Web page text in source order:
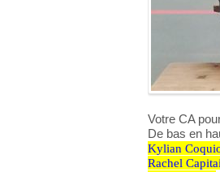
Votre CA
De bas en
Kylian
Rachel